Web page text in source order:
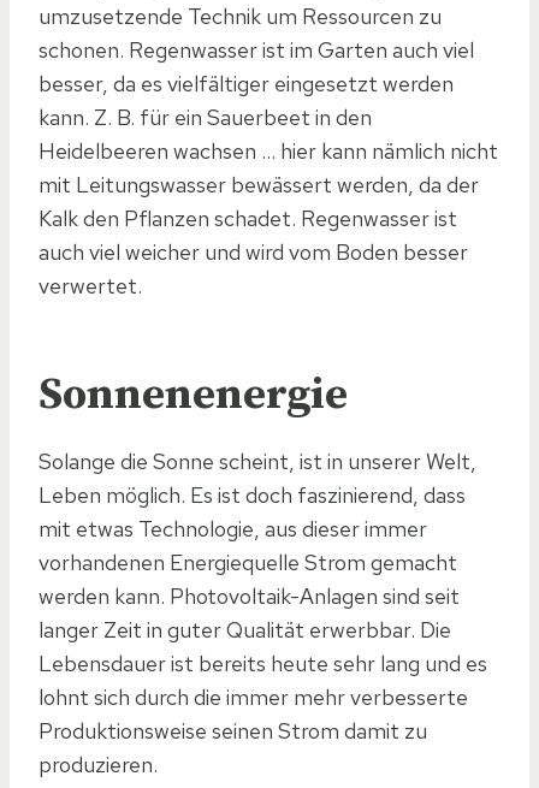
umzusetzende Technik um Ressourcen zu
schonen. Regenwasser ist im Garten auch viel
besser, da es vielfältiger eingesetzt werden
kann. Z. B. für ein Sauerbeet in den
Heidelbeeren wachsen … hier kann nämlich nicht
mit Leitungswasser bewässert werden, da der
Kalk den Pflanzen schadet. Regenwasser ist
auch viel weicher und wird vom Boden besser
verwertet.
Sonnenenergie
Solange die Sonne scheint, ist in unserer Welt,
Leben möglich. Es ist doch faszinierend, dass
mit etwas Technologie, aus dieser immer
vorhandenen Energiequelle Strom gemacht
werden kann. Photovoltaik-Anlagen sind seit
langer Zeit in guter Qualität erwerbbar. Die
Lebensdauer ist bereits heute sehr lang und es
lohnt sich durch die immer mehr verbesserte
Produktionsweise seinen Strom damit zu
produzieren.